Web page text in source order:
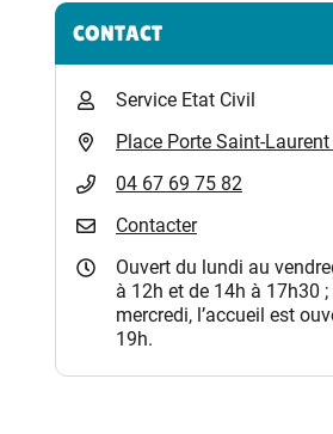
Informations
CONTACT
Service Etat Civil
Place Porte Saint-Laurent
04 67 69 75 82
Contacter
Ouvert du lundi au
à 12h et de 14h à 17h30 ;
mercredi, l’accueil est
19h.